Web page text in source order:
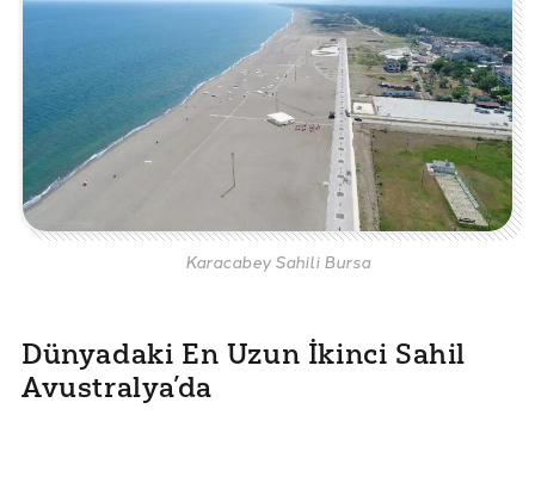
Karacabey Sahili Bursa
Dünyadaki En Uzun İkinci Sahil
Avustralya’da